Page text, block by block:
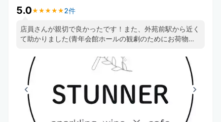
5.0★ ★ ★ ★ ★
★ ★ ★ ★ ★ 2件
店員さんが親切で良かったです！また、外苑前駅から近く
て助かりました(青年会館ホールの観劇のためにお荷物を
トでホッと出来て良かったです💮